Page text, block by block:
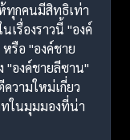
ทุกคนมีสิทธิเท่า
เรื่องราวนี้ "องค์
รือ "องค์ชาย
"องค์ชายลีซาน"
ความใหม่เกี่ยว
ทในมุมมองที่น่า